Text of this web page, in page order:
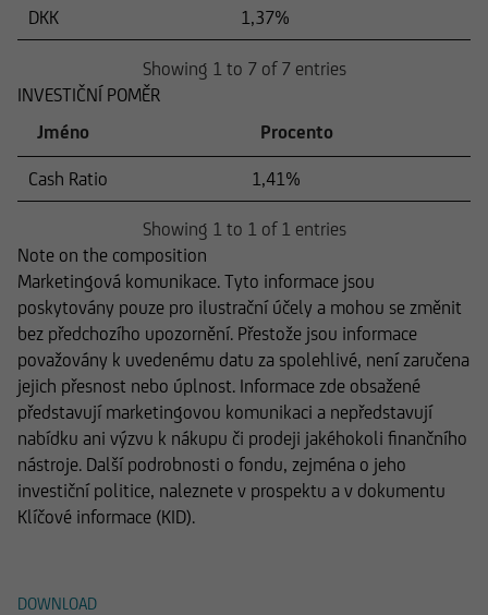
DKK
1,37%
Showing 1 to 7 of 7 entries
INVESTIČNÍ POMĚR
Jméno
Procento
Cash Ratio 1,41%
Showing 1 to 1 of 1 entries
Note on the composition
Marketingová komunikace. Tyto informace jsou
poskytovány pouze pro ilustrační účely a mohou se změnit
bez předchozího upozornění. Přestože jsou informace
považovány k uvedenému datu za spolehlivé, není zaručena
jejich přesnost nebo úplnost. Informace zde obsažené
představují marketingovou komunikaci a nepředstavují
nabídku ani výzvu k nákupu či prodeji jakéhokoli finančního
nástroje. Další podrobnosti o fondu, zejména o jeho
investiční politice, naleznete v prospektu a v dokumentu
Klíčové informace (KID).
DOWNLOAD